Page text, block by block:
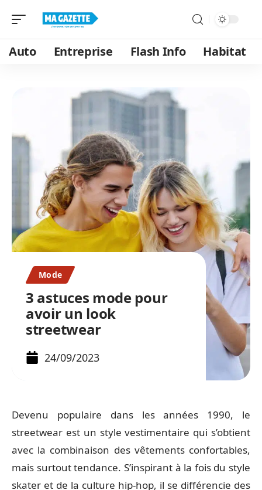
Auto Entreprise Flash Info Habitat
Mode
3 astuces mode pour
avoir un look
streetwear
24/09/2023
Devenu populaire dans les années 1990, le
streetwear est un style vestimentaire qui s’obtient
avec la combinaison des vêtements confortables,
mais surtout tendance. S’inspirant à la fois du style
skater et de la culture hip-hop, il se différencie des